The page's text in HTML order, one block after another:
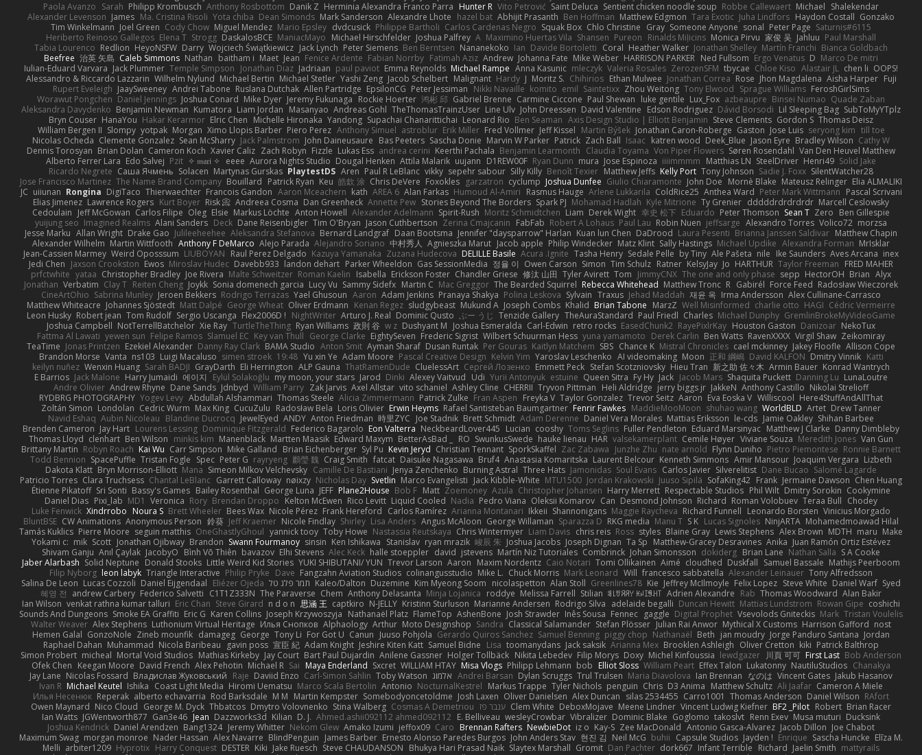
Paola Avanzo Sarah Philipp Krombusch Anthony Rosbottom Danik Z Herminia Alexandra Franco Parra Hunter R Vito Petrović Saint Deluca Sentient chicken noodle soup Robbe Callewaert Michael Shalekendar
Alexander Levenson James Ma. Cristina Risoli Yota chiba Dean Simonds Mark Sanderson Alexandre Lhote hazel bat Abhijit Prasanth Ben Hoffman Matthew Edgmon Tara Exotic Juha Lindfors Haydon Costall Gonzako
Tim Winkelmann Joel Green Cody Chow Miguel Mendez Mario Epsley dvdcusick Philippe Bartholi Carlos Cardenas Negro Squak Box Chlo Christine Gray Someone Anyone sonal Peter Page Saturnis#6115
Heriberto Reinoso Gallegos Elena T Strogg DaskalosBCE ManiacMayo Michael Hirschfelder Joshua Palfrey A Maximino Huertas Vila Shansen Pureon Rinalds Miļicins Monica Pirvu 家俊 吴 Jahluu Paul Marshall
Tabia Lourenco Redlion HeyoNSFW Darry Wojciech Świątkiewicz Jack Lynch Peter Siemens Ben Berntsen Nananekoko Ian Davide Bortoletti Coral Heather Walker Jonathan Shelley Martín Franchi Bianca Goldbach
Beefree 治英 矢島 Caleb Simmons Nathan baitham i Maet Jean Fenice Ardente Fabian Norrby Fatimah Aziz Andrew Johanna Fate Mike Weber HARRISON PARKER Ned Fullsom Ergo Venatus D Marco De mitri
Iulian-Eduard Varvara Jack Plummer Temple Simpson Jonathan Diaz Jadriaan paul paviot Emma Reynolds Michael Rampe Anna Kasunic mleczyk Valeria Rosales ZerozenSFM tbycae Chloe Kiso Alastair JL chen li OOPS!
Alessandro & Riccardo Lazzarin Wilhelm Nylund Michael Bertin Michael Stetler Yashi Zeng Jacob Schelbert Malignant Hardy J Moritz S. Chihirios Ethan Mulwee Jonathan Correa Rose Jhon Magdalena Aisha Harper Fuji
Rupert Eveleigh JaaySweeney Andrei Tabone Ruslana Dutchak Allen Partridge EpsilonCG Peter Jessiman Nikki Navaille komito emil Saintetixx Zhou Weitong Tony Elwood Sprague Williams FeroshGirlSims
Worawut Pongchen Daniel Jennings Joshua Conard Mike Dyer Jeremy Fukunaga Rockie Hoerter 鸿彬 邱 Gabriel Brenne Carmine Ciccone Paul Shewan luke gentile Lux_Fox azbeaupre Binsei Numao Quade Zaban
Aleksandra Davydenko Benjamin Newman Kumatora Liam Jordan Masanyao Andreas Gohl TheThomasTrainzUser Line Ulv John Dreessen David Valentine Edson Rodriguez Dávid Borsodi Lil Sleeping Bag SubToMyYTplz
Bryn Couser HanaYou Hakar Kerarmor Elric Chen Michelle Hironaka Yandong Supachai Chanarittichai Leonard Rio Ben Seaman Axis Design Studio | Elliott Benjamin Steve Clements Gordon S Thomas Deisz
William Bergen II Slompy yotpak Morgan Ximo Llopis Barber Piero Perez Anthony Simuel astroblur Erik Miller Fred Vollmer Jeff Kissel Martin Býšek Jonathan Caron-Roberge Gaston Jose Luis seryong kim till toe
Nicolas Ocheda Clemente Gonzalez Sean McSharry Jack Palmstrom John Daineusaure Bas Peeters Sascha Donie Marvin W Parker Patrick Zach Ball Isaac katren wood Deek_Blue Jason Eyre Bradley Wilson Cathy W
Dennis Torosyan Brian Dolan Cameron Koch Xavier Caliz Zach Robyn Fizzle Lukas Ess andrea cerini Keerthi Pachala Benjamin Learmonth Claudia Toyama Von Piper Flowers Søren Rosendahl Van Den Heuvel Matthew
Alberto Ferrer Lara Edo Salvej Pzit ✧ 𝔪𝔞𝔯𝔦 ✧ eeee Aurora Nights Studio Dougal Henken Attila Malarik uujann D1REW00F Ryan Dunn mura Jose Espinoza iiiimmmm Matthias LN SteelDriver Henri49 Solid Jake
Ricardo Negrete Саша Ячмень Solacen Martynas Gurskas PlaytestDS Aren Paul R LeBlanc vikky sepehr sabour Silly Killy Benoît Texier Matthew Jeffs Kelly Port Tony Johnson Sadie J. Foxx SilentWatcher28
Jose Francisco Martinez The Name Brand Company Bouillard Patrick Ryan Keu 皓欽 涂 Chris DeVere Foxokles garzatron cyclump Joshua Dunfee Giulio Chiaramonte John Doe Mornè Blake Mateusz Relinger Elia ALMALIKI
JC uiiunan Rongina DigiTaco Thierwaechter Francois Gandon Aaron Mceachern kath AREA 6 Alan Farkas Humoud Al-Amiri Rasmus Hauge Arlene Lukkarila ColdRice25 Anthea Ward Peter Mark Wittmann Pascal Scrivani
Elias Jimenez Lawrence Rogers Kurt Boyer Risk 📀 Andreea Cosma Dan Greenheck Annette Pew Stories Beyond The Borders Spark PJ Mohamad Hadlah Kyle Mitrione Ty Grenier dddddrdrdrdrdr Marcell Ceslowsky
Cedoulain Jeff McGowan Carlos Filipe Oleg Elsie Markus Löchte Anton Howell Alexander Adelmann Spirit-Rush Moritz Schmidtchen Liam Derek Wight 幸史 松下 Eduardo Peter Thomson Sean T Zero Ben Gillespie
yuijung seo Imagined Realms Alani Sanders Deck Dane Reisenbigler Tim O'Bryan Jason Cuthbertson Zerina Cmajcanin FabFab Robert A Lohaus Paul Lau Robin Nuen jeffsarge Alexandro Torres Volico72 morzsa
Jesse Marku Allan Wright Drake Gao Julileeheehee Aleksandra Stefanova Bernard Landgraf Daan Bootsma Jennifer "daysparrow" Harlan Kuan lun Chen DaDrood Laura Pesenti Brianna Janssen Saldivar Matthew Chapin
Alexander Wilhelm Martin Wittfooth Anthony F DeMarco Alejo Parada Alejandro Soriano 中村秀人 Agnieszka Marut Jacob apple Philip Windecker Matz Klint Sally Hastings Michael Updike Alexandra Forman MrIsklar
Jean-Cassien Marmey Weird Oposssum LIUBOYAN Raul Perez Delgado Kazuya Yamanaka Zuzana Hudecova DELILLE Basile Acura .Ignite Tasha Henry Sedale Pelle by Tiny Ale Pašeta nile Ike Saunders Aves Arcana inex
Jedi Chen Jaxson Crookston Ewos Miroslav Hudec Davebb933 landon dehart Parker Wheeldon Gas SessionMedia 정율 이 Owen Carson Simon Tim Schulz Ratner KelsyJay Jo HARTHUR Taylor Freeman FRED MAHER
prfctwhite yataa Christopher Bradley Joe Rivera Malte Schweitzer Roman Kaelin Isabella Erickson Foster Chandler Griese 修汰 山田 Tyler Avirett Tom JimmyCNX The one and only phase sepp HectorOH Brian Alyx
Jonathan Verbatim Clay T Reiten Cheng Joykk Sonia domenech garcia Lucy Vu Sammy Sidefx Martin C Mac Greggor The Bearded Squirrel Rebecca Whitehead Matthew Tronc R Gabirél Force Feed Radosław Wieczorek
CineArtOhio Sabrina Munley Jeroen Bekkers Rodrigo Terrazas Yael Ghusoun Aaron Adam Jenkins Pranaya Shakya Polina Leskova Sylvain Traxus Jehad Maddah 재윤 옥 Irma Andersson Alex Cullinane-Carrasco
Matthew Whiteacre Johannes Sjöstedt Matt Dalpé George Wheat Oliver Erdmann Kenan Regez sludgybeast Mukund A Joseph Combs Khalid Brian Tabone MarzZ Well Misinformed charlie otto HAGI Cédric Vermeirre
Leon Husky Robert jean Tom Rudolf Sergio Uscanga Flex2006D ! NightWriter Arturo J. Real Dominic Qusto ぶー うじ Tenzide Gallery TheAuraStandard Paul Friedl Charles Michael Dunphy GremlinBrokeMyVideoGame
Joshua Campbell NotTerrellBatchelor Xie Ray TurtleTheThing Ryan Williams 政則 谷 w z Dushyant M Joshua Esmeralda Carl-Edwin retro rocks EasedChunk2 RayePixlrKay Houston Gaston Danizoar NekoTux
Fattma Al Lawati yewen sun Felipe Ramos Slamuel EC Key van Thull George Clarke EightySeven Frederic Sigrist Wilbert Schuurman Hess yuna yamamoto Derek Carlin Ben Watts RavenXXXX Virgil Shaw Zeikomiray
TeaTime Jonas Printzen Ezekiel Alexander Danny Ray Clark BAMA Studio Anton Smit Ayman Sharaf Dusan Runtak Per Gouras Kaitlyn Matchem SBS Chance K Mistral Chronicles cael mckinney Jakey Floofle Allison Cope
Brandon Morse Vanta ns103 Luigi Macaluso simen stroek 19:48 Yu xin Ye Adam Moore Pascal Creative Design Kelvin Yim Yaroslav Leschenko AI videomaking Moon 正和 綱嶋 David KALFON Dmitry Vinnik Katti
keilyn nuñez Wenxin Huang Sarah BADJI GrayDarth Eli Herrington ALP Gauna ThatRamenDude CluelessArt Cергей Лозенко Emmett Peck Stefan Scotzniovsky Hieu Tran 新之助 佐々木 Armin Bauer Konrad Wantrych
E Barrios Jack Malone Harry Jumaidi 에이지 Eylül Solakoğlu my moon, your stars Jarod Dinki Alexey Vaitvud Udi Yurii Antonyuk estuine Queen Sitra Fy Hy Jack Jacob Mars Shaquita Puckett Danning Lu LunaLoutre
Andre Olivier Andrew Rhyne Dane Sands Jdnbyd William Parry Zak Jarvis Axel Allstar vito schaniel Ashley Cline CHERRII Tryvon Pittman Heli Aldridge jerry biggs jr JakkeN Anthony Castillo Nikolai Strelioff
RYDBRG PHOTOGRAPHY Yogev Levy Abdullah Alshammari Thomas Steele Alicia Zimmermann Patrick Zulke Fran Aspen Freyka V Taylor Gonzalez Trevor Seitz Aaron Eva Eoska V Williscool Here4StuffAndAllThat
Zoltán Simon Londolan Cedric Wurm Max King CucuZulu Radosław Bela Loris Olivier Erwin Heyms Rafael Santisteban Baumgartner Fenrir Fawkes MaddieMooMoon shuhao wang WorldBLD Artet Drew Tanner
Navid Eshaq Aubin Nicoleau Blandine Ducrocq JewelEyed ANDY Anton Friedman 時里ZYC Joe Stadnik Brett Schmidt Adam Derenne Daniel Vera Morales Mattias Eriksson le-cds Jamie Oakley Shihan Barbee
Brenden Cameron Jay Hart Lourens Lessing Dominique Fitzgerald Federico Bagarolo Eon Valterra NeckbeardLover445 Lucian cooshy Toms Seglins Fuller Pendleton Eduard Marsinyac Matthew J Clarke Danny Dimbleby
Thomas Lloyd clenhart Ben Wilson minkis kim Manenblack Martten Maasik Edward Maxym BetterAsBad _ RO SwunkusSwede hauke lienau HAR valsekamerplant Cemile Høyer Viviane Souza Meredith Jones Van Gun
Brittany Martin Robyn Roach Kai Wu Carr Simpson Mike Galland Brian Eichenberger Syl Pu Kevin Jeryd Christian Tennant SporkSkaffel Zac Zabawa Junzhe Zhu nate arnold Flynn Duniho Pietro Piemontese Ronnie Barnett
Todd Bennion SpacePuffle Tristan Fogle Spec Peter G rayryeng 鸝瑩 魏 Craig Smith fatcat Daisuke Nagasawa Bruf4 Anastasia Komaritska Laurent Belcour Kenneth Simmons Amir Mansour Joaquim Vergara Lizbeth
Dakota Klatt Bryn Morrison-Elliott Mana Simeon Milkov Velchevsky Camille De Bastiani Jenya Zenchenko Burning Astral Three Hats Jamonidas Soul Evans Carlos Javier Silverelitist Dane Bucao Salomé Lagarde
Patricio Torres Clara Truchsess Chantal LeBlanc Garrett Calloway nøixzy Nicholas Day Svetlin Marco Evangelisti Jack Kibble-White MTU1500 Jordan Krakowski Juuso Sipilä SofaKing42 Frank Jermaine Dawson Chen Huang
Étienne Pikatoff Sri Sonti Bassy's Games Bailey Rosenthal George Luna JEFF Plane2House Bob F Matt Zoemoney Azula Christopher Johansen Harry Merrett Respectable Studios Phil Wilt Dmitry Sorokin Cookymine
Daniel Dias Pixi_lab MD1 Veronica Rory Brendan Droppo Kelton McEwen Rico Levitt Liquid Cooled Nadia Pedro Viana Oleksii Komarov Can Desmond Johnson Richard Roman Volobuev Teraa Bull Chodey
Luke Fenwick Xindrrobo Noura S Brett Wheeler Bees Wax Nicole Pérez Frank Hereford Carlos Ramírez Arianna Montanari Ikkeii Shannonigans Maggie Raycheva Richard Funnell Leonardo Borsten Vinicius Morgado
BluntBSE CW Animations Anonymous Person 鈴葵 Jeff Kraemer Nicole Findlay Shirley Lisa Anders Angus McAloon George Willaman Sparazza D RKG media Manu T S K Lucas Signoles NinjARTA Mohamedmoawad Hilal
Tamás Kuklics Pierre Moore seguin matthis OneGhastlyGhoul yannick tooy Toby Howe Nastassia Reutskaya Chris Wintermyer Liam Davis chris reis Ross styles Blaine Gray Lewis Stephens Alex Brown MDTH maru Make
Yokami c: mik Scott Jonathan Ojibway Brandon Swann Fourmanoy sinsin Ken Ishikawa Stanislav ryan mrazik 峻辰 朱 Joshua Jacobs Joseph Dignan Ta Sp Matthew-Gracey Desravines Anika Juan Ramón Ortiz Estévez
Shivam Ganju Anıl Çaylak JacobyO Bình Võ Thiên bavazov Elhi Stevens Alec Keck halle stoeppler david jstevens Martín Niz Tutoriales Combrinck Johan Simonsson dokiderg Brian Lane Nathan Salla S A Cooke
Jaber Alarbash Solid Neptune Donald Stooks Little Weird Kid Stories YUKI SHIBUTANI/ YUN Trevor Larson Aaron Maxim Nordentz Caio Notari Tomi Ollikainen Aimé cloudhed Duskfall Samuel Bassale Mathijs Peerboom
Filip Nyborg leon labyk Triangle Interactive Philip Pryke Dave Fangzahn Aviation Studios colinangusstudio Mike L. Chuck Morris Mark Leonard Will francesco sabbatella Alexander Leinauer Tony Alfredsson
Salina De Leon Lucas Cozzoli Daniel Eijgendaal Eliézer Ojeda תמר פלג טל Kaleo/Dalton Duzemine Kim Myeong Soom nicolaspetton Alan Stoll Greenlines78 Kie Jeffrey McIlmoyle Felix Lopez Steve White Daniel Warf Syed
혜영 전 andrew Carbery Federico Salvetti C1T1Z333N The Paraverse Chem Anthony Delasanta Minja Lojanica roddye Melissa Farrell Stilian ꌃ꒒ꀎꋪꋪꌩ ꀘꈤꀤꁅꃅ꓄ Adrien Alexandre Rab Thomas Woodward Alan Bakir
Ian Wilson venkat rathna kumar talluri Eric Chan Steve Girard n d o n 思涵 王 captkiro N-JELLY Kristinn Sturluson Marianne Andersen Rodrigo Silva adelaide begalli Duncan Hewitt Mattias Lundstrom Rowan Gipe coshichi
Sounds And Dungeons Smoke EA Graffiti Eric G Karen Collins Joseph Krzywoszyja Nathanaël Platz FlameTop AshenBone Josh Strawder Inês Sousa Fennec gaggle Digital Prophet Vsevolods Gniteckis Mark Tristan Voulelis
Walter Weaver Alex Stephens Luthonium Virtual Heritage Илья Снопков Alphaology Arthur Moto Designshop Sandra Classical Salamander Stefan Plösser Julian Rai Anwor Mythical X Customs Harrison Gafford nost
Hemen Galal GonzoNole Zineb mounfik damageg George Tony Li For Got U Canun Juuso Pohjola Gerardo Quiros Sanchez Samuel Benning piggy chop Nathanaël Beth jan moudry Jorge Panduro Santana Jordan
Raphael Dahan Muhammad Nicola Baribeau gavin poss 宣臣 紀 Adam Knight Jeshire Kiten Katt Samuel Bidne Lisa toomanydans Jack saksik Arianna Mex Brooklen Ashleigh Oliver Cretton kiki Patrick Balthrop
Simon Probert micheal Mortal Void Studios Mathias Kirkeby Jay Court Bart Paul Dujardin Anilene Gassner Holger Tollbäck Nikita Lebedev Filip Morys Doxy Michel Kinfoussia lewdgazer 川頁 可可 First Last Bob Anderson
Ofek Chen Keegan Moore David French Alex Pehotin Michael R Sai Maya Enderland Sxcret WILLIAM HTAY Misa Vlogs Philipp Lehmann bob Elliot Sloss William Peart Effex Talon Lukatonny NautiluStudios Chanakya
Jay Lane Nicolas Fossard Владислав Жуковський Raje Daviid Enzo Carl-Simon Sahlin Toby Watson אלמוג Andrei Barsan Dylan Scruggs Trul Trulsen Maria Diavolova Ian Brennan なのは Vincent Gates Jakub Hasanov
Ivan R Michael Keutel Ishika Coast Light Media Hiromi Uematsu Marco Scala Bertolin Antonio NocturnalKestrel Markus Trappe Tyler Nichols penguin Chris D3 Anima Matthew Schultz Ali Jaafar Cameron A Miele
Илья Несенюк Reperak alberto echavarria Rod Barksdale M M Martin Kempster Somebodyoncetoldme Josh Laxen Oliver Danielsen Alex Duncan silas 2534455 Carro1001 Thomas Anderson Daniel Wilson RAfort
Owen Maynard Nico Cloud George M. Dyck Thbatcos Dmytro Volovnenko Stina Walberg Cosmas A Demetriou ענבר פז Clem White DeboxMojave Meene Lindner Vincent Ludwig Kiefner BF2 _Pilot Robert Brian Racer
Ian Watts JGWentworth877 Gan3e46 Jean Dazzworks3d Kilian D. J. Ahmed.ashii092112 ahmed092112 E. Belliveau wesleyCrowbar Vibralizer Dominic Blake Goglomo takoslvt Renn Exev Musa muturi Ducksink
Joshua Kendrick Daniel Arendzen Bang1324 Jeremy Whitter Nekom Glew Amako Izumi jeffox09 Caro Brennan Rafters NewbieDot iz o Kay-S Zee MacDonald Antonio Gasca-Alvarez Jacob Dillon Joe Chabot
Maximum Swag morgan monroe Nader Hassan Alex Navarre BlindPenguin James Barber Ernesto Alonso Paredes Burgos John Anders Stav 현진 김 Neil McG buhii Capsule Studios Jayden ! Enrique Sascha Huncke Elīza M.
Melli arbiter1209 Hyprotix Harry Conquest DESTER Kiki Jake Ruesch Steve CHAUDANSON Bhukya Hari Prasad Naik Slaytex Marshall Gromit Dan Pachter dork667 Infant Terrible Richard Jaelin Smith mattyrails